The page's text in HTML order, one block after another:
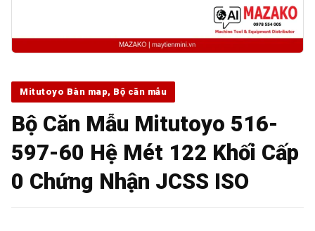
Mitutoyo Bàn map, Bộ căn mẫu
Bộ Căn Mẫu Mitutoyo 516-
597-60 Hệ Mét 122 Khối Cấp
0 Chứng Nhận JCSS ISO